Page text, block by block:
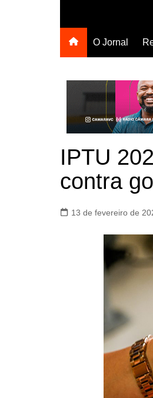
O Jornal
IPTU
contra
13 de fevereiro de